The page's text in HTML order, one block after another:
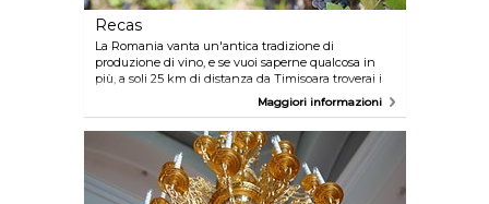
Recas
La Romania vanta un'antica tradizione di
produzione di vino, e se vuoi saperne qualcosa in
più, a soli 25 km di distanza da Timisoara troverai i
vigneti di Recas, dove puoi intraprendere
degustazioni per poi comprare il vino locale che
preferisci. Inutile dire che i paesaggi in cui sono
immersi i vigneti sono mozzafiato!
Maggiori informazioni